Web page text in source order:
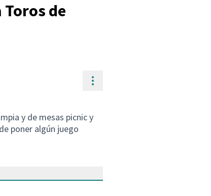
de
Controls de recursos
y de mesas picnic y
poner algún juego